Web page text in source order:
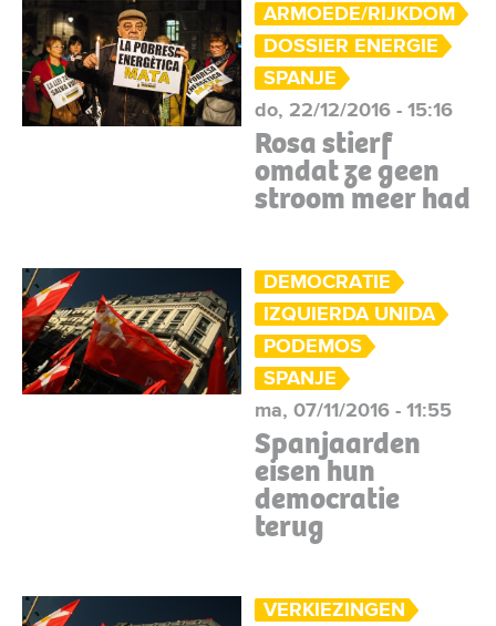
ARMOEDE/RIJKDOM
DOSSIER ENERGIE
SPANJE
do, 22/12/2016 - 15:16
Rosa stierf
omdat ze geen
stroom meer had
DEMOCRATIE
IZQUIERDA UNIDA
PODEMOS
SPANJE
ma, 07/11/2016 - 11:55
Spanjaarden
eisen hun
democratie
terug
VERKIEZINGEN